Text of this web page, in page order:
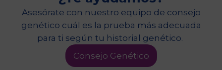
Asesórate con nuestro equipo de consejo
genético cuál es la prueba más adecuada
para ti según tu historial genético.
Consejo Genético